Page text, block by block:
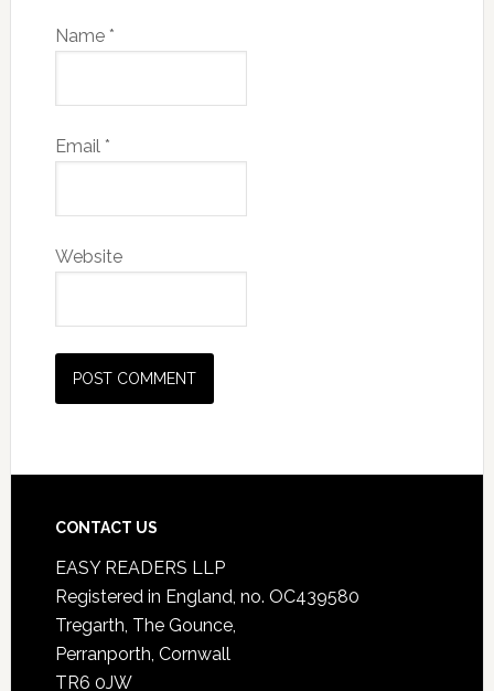
Name *
Email *
Website
CONTACT US
EASY READERS LLP
Registered in England, no. OC439580
Tregarth, The Gounce,
Perranporth, Cornwall
TR6 0JW